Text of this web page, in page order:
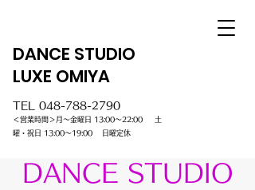
DANCE STUDIO
LUXE OMIYA
TEL 048-788-2790
＜営業時間＞月～金曜日 13:00～22:00 土
曜・祝日 13:00～19:00 日曜定休
DANCE STUDIO